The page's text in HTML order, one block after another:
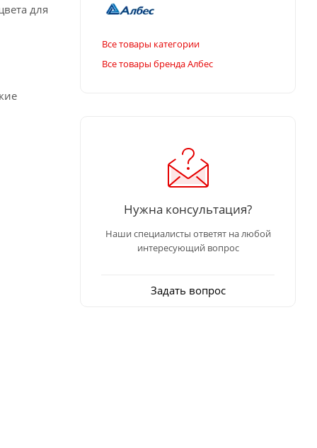
для
Все товары категории
Все товары бренда Албес
Нужна консультация?
Наши специалисты ответят на любой
интересующий вопрос
Задать вопрос